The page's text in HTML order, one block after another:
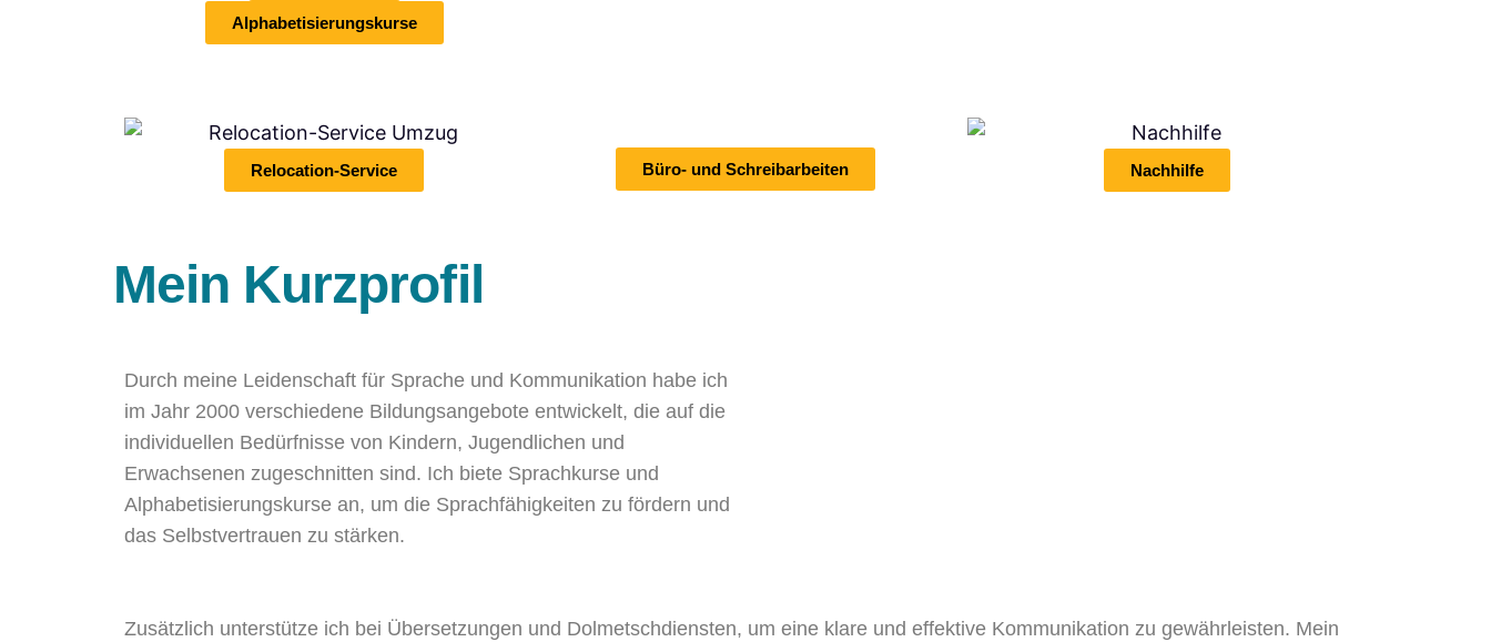
Alphabetisierungskurse
Relocation-Service Büro- und Schreibarbeiten Nachhilfe
Mein Kurzprofil
Durch meine Leidenschaft für Sprache und Kommunikation habe ich
im Jahr 2000 verschiedene Bildungsangebote entwickelt, die auf die
individuellen Bedürfnisse von Kindern, Jugendlichen und
Erwachsenen zugeschnitten sind. Ich biete Sprachkurse und
Alphabetisierungskurse an, um die Sprachfähigkeiten zu fördern und
das Selbstvertrauen zu stärken.
Zusätzlich unterstütze ich bei Übersetzungen und Dolmetschdiensten, um eine klare und effektive Kommunikation zu gewährleisten. Mein